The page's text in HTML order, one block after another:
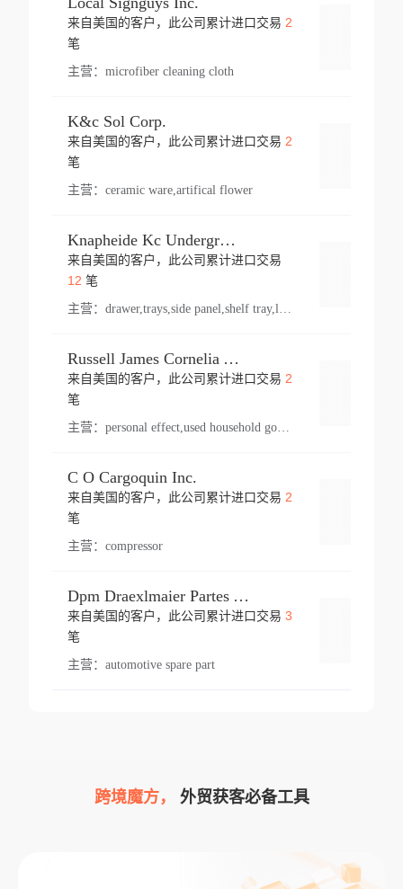
来自美国的客户，此公司累计进口交易 2
笔
主营： microfiber cleaning cloth
K&c Sol Corp.
来自美国的客户，此公司累计进口交易 2
笔
主营： ceramic ware,artifical flower
Knapheide Kc Underground
来自美国的客户，此公司累计进口交易
12 笔
主营：
Russell James Cornelia Arlington Va
来自美国的客户，此公司累计进口交易 2
笔
主营： personal effect,used household goods
C O Cargoquin Inc.
来自美国的客户，此公司累计进口交易 2
笔
主营： compressor
Dpm Draexlmaier Partes Automotrices Corr Ind Huejotzingo
来自美国的客户，此公司累计进口交易 3
笔
主营： automotive spare part
跨境魔方， 外贸获客必备工具